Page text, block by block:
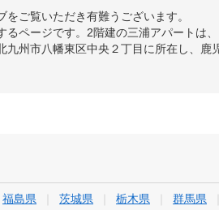
ご覧いただき有難うございます。
ページです。2階建の三浦アパートは
州市八幡東区中央２丁目に所在し、鹿
福島県 茨城県 栃木県
群馬県